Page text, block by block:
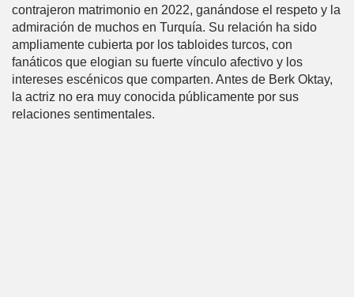
contrajeron matrimonio en 2022, ganándose el respeto y la
admiración de muchos en Turquía. Su relación ha sido
ampliamente cubierta por los tabloides turcos, con
fanáticos que elogian su fuerte vínculo afectivo y los
intereses escénicos que comparten. Antes de Berk Oktay,
la actriz no era muy conocida públicamente por sus
relaciones sentimentales.